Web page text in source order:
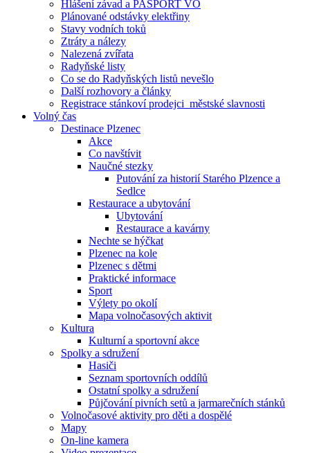
Hlášení závad a PASPORT VO
Plánované odstávky elektřiny
Stavy vodních toků
Ztráty a nálezy
Nalezená zvířata
Radyňské listy
Co se do Radyňských listů nevešlo
Další rozhovory a články
Registrace stánkoví prodejci_městské slavnosti
Volný čas
Destinace Plzenec
Akce
Co navštívit
Naučné stezky
Putování za historií Starého Plzence a
Sedlce
Restaurace a ubytování
Ubytování
Restaurace a kavárny
Nechte se hýčkat
Plzenec na kole
Plzenec s dětmi
Praktické informace
Sport
Výlety po okolí
Mapa volnočasových aktivit
Kultura
Kulturní a sportovní akce
Spolky a sdružení
Hasiči
Seznam sportovních oddílů
Ostatní spolky a sdružení
Půjčování pivních setů a jarmarečních stánků
Volnočasové aktivity pro děti a dospělé
Mapy
On-line kamera